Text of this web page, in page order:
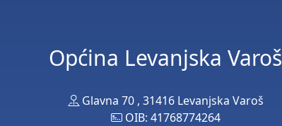
Općina Levanjska Varoš
Glavna 70 , 31416 Levanjska Varoš
OIB: 41768774264